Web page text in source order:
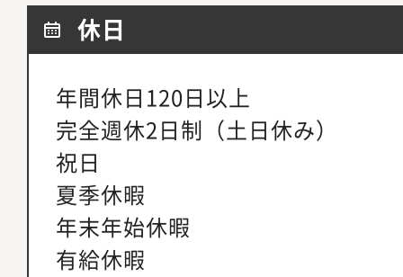
休日
年間休日120日以上
完全週休2日制（土日休み）
祝日
夏季休暇
年末年始休暇
有給休暇